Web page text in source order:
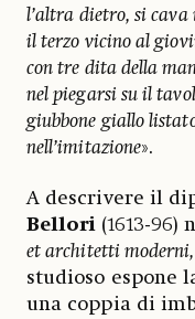
l’altra dietro, si
il terzo vicino al
con tre dita della
nel piegarsi su il
giubbone giallo
nell’imitazione».
A descrivere il
Bellori (1613-96)
et architetti moderni,
studioso espone
una coppia di